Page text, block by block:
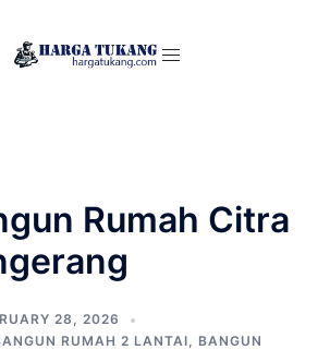
Rumah Citra
28, 2026
RUMAH 2 LANTAI, BANGUN